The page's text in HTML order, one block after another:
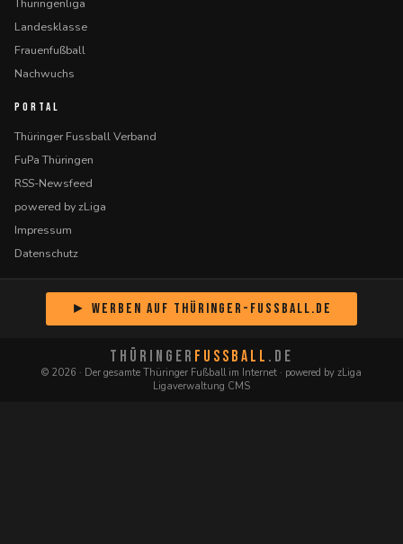
Thüringenliga
Landesklasse
Frauenfußball
Nachwuchs
PORTAL
Thüringer Fussball Verband
FuPa Thüringen
RSS-Newsfeed
powered by zLiga
Impressum
Datenschutz
► Werben auf Thüringer-Fussball.de
THÜRINGER FUSSBALL .DE
© 2026 · Der gesamte Thüringer Fußball im Internet · powered by zLiga
Ligaverwaltung CMS